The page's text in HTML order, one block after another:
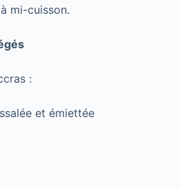
mi-cuisson.
:
et émiettée